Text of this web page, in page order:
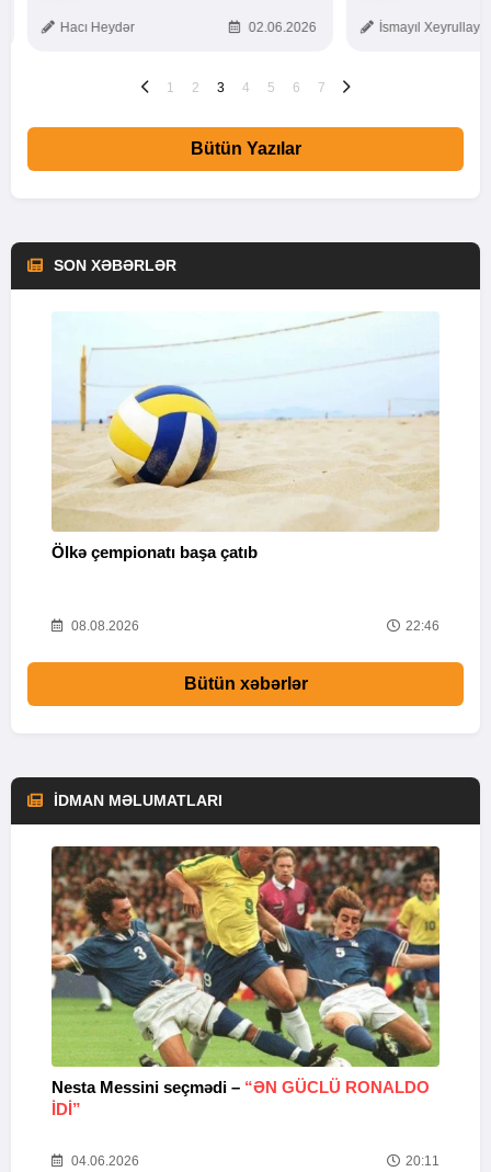
Hacı Heydər 02.06.2026 İsmayıl
1 2 3 4 5 6 7
Bütün Yazılar
SON XƏBƏRLƏR
Ölkə çempionatı başa çatıb
08.08.2026 22:46
Bütün xəbərlər
İDMAN MƏLUMATLARI
Nesta Messini seçmədi – “ƏN GÜCLÜ RONALDO
IDI”
04.06.2026 20:11